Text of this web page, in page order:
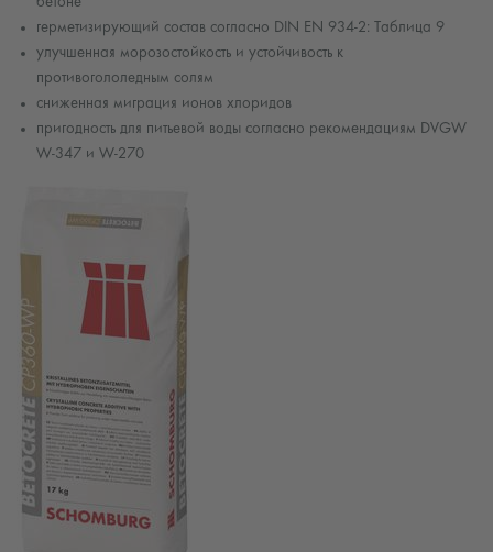
герметизирующий состав согласно DIN EN 934-2: Таблица 9
улучшенная морозостойкость и устойчивость к
противогололедным солям
сниженная миграция ионов хлоридов
пригодность для питьевой воды согласно рекомендациям DVGW
W-347 и W-270